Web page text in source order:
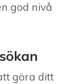
god nivå
göra ditt